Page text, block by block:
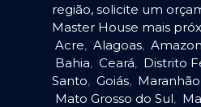
região, solicite um
Master House mais
Acre, Alagoas,
Bahia, Ceará, Distrito
Santo, Goiás, Maranhão
Mato Grosso do Sul,